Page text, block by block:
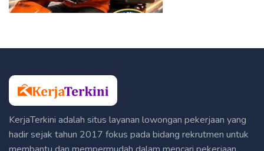
KerjaTerkini adalah situs layanan lowongan pekerjaan yang
hadir sejak tahun 2017 fokus pada bidang rekrutmen untuk